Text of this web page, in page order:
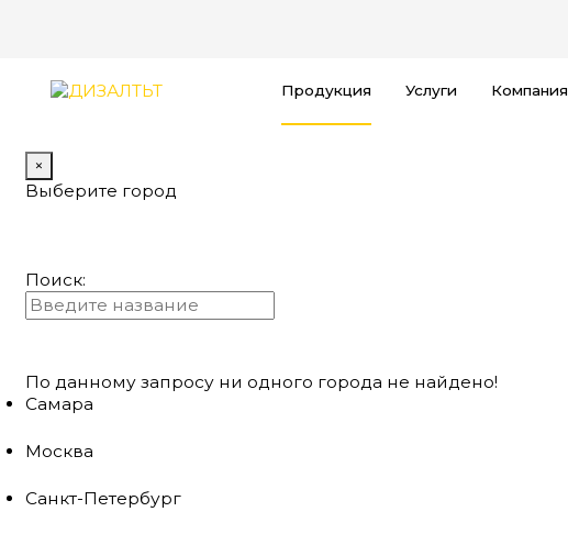
Продукция Услуги Компания
×
Выберите город
Поиск:
По данному запросу ни одного города не найдено!
Самара
Москва
Санкт-Петербург